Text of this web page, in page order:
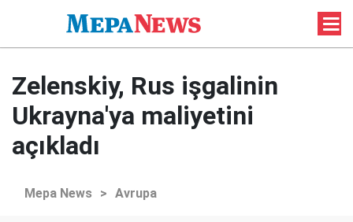
Zelenskiy, Rus işgalinin
Ukrayna'ya maliyetini
açıkladı
Mepa News > Avrupa